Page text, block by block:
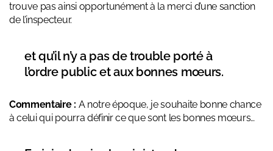
trouve pas ainsi opportunément à la merci d’une sanction
de l’inspecteur.
et qu’il n’y a pas de trouble porté à
l’ordre public et aux bonnes mœurs.
Commentaire : A notre époque, je souhaite bonne chance
à celui qui pourra définir ce que sont les bonnes mœurs…